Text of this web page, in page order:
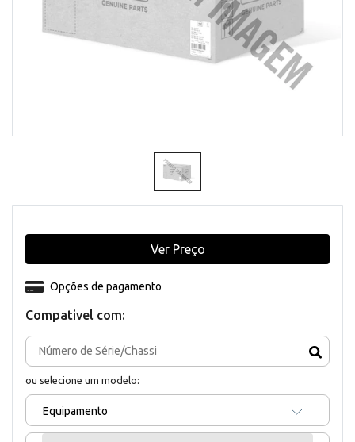
Compativel com:
ou selecione um modelo:
Equipamento
Opções de pagamento
Ver Preço